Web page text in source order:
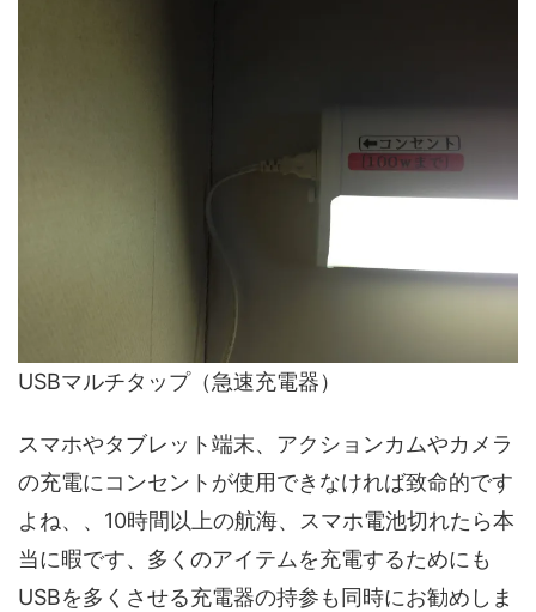
USBマルチタップ（急速充電器）
スマホやタブレット端末、アクションカムやカメラ
の充電にコンセントが使用できなければ致命的です
よね、、10時間以上の航海、スマホ電池切れたら本
当に暇です、多くのアイテムを充電するためにも
USBを多くさせる充電器の持参も同時にお勧めしま